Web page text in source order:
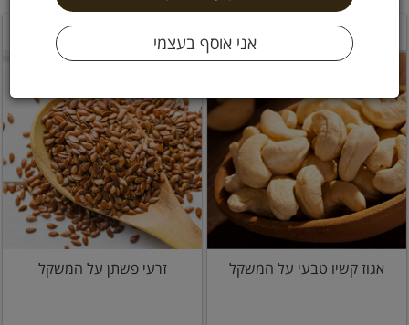
אגוז קשיו טבעי על המשקל זרעי פשתן על המשקל